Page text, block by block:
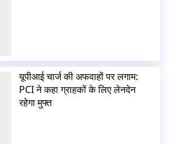
यूपीआई चार्ज की अफवाहों पर लगाम:
PCI ने कहा ग्राहकों के लिए लेनदेन
रहेगा मुफ्त